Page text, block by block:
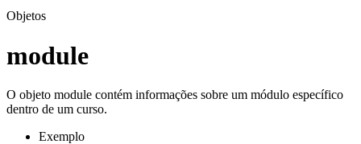
Objetos
module
O objeto module contém informações sobre um módulo específico
dentro de um curso.
Exemplo